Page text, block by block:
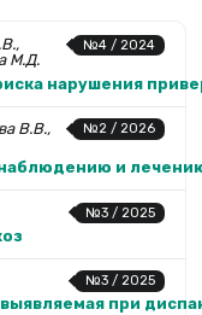
№4 / 2024
М.Д.
нарушения
№2 / 2026
В.В.,
и
№3 / 2025
№3 / 2025
при